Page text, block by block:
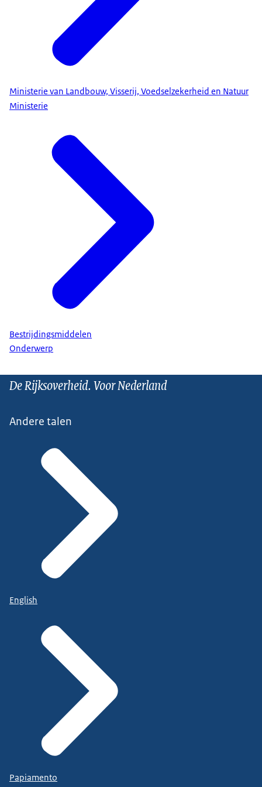
Ministerie van Landbouw, Visserij, Voedselzekerheid en Natuur
Ministerie
Bestrijdingsmiddelen
Onderwerp
De Rijksoverheid. Voor Nederland
Andere talen
English
Papiamento